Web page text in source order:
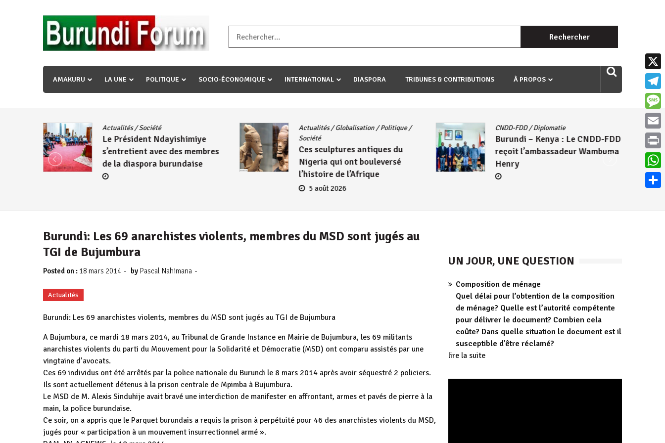
« Ingorane si ugupfa , ingorane ni ugupfa nabi ,gupfa ataco umariye umuryango wawe canke igihugu cakwibarutse .Wewe uri ngaha ndagusigiye iki kibazo : Uriko ukora iki kugira ngo
uzopfire neza umuryango n’igihugu cakwibarutse ? »
Rechercher :
AMAKURU LA UNE POLITIQUE SOCIO-ÉCONOMIQUE INTERNATIONAL DIASPORA TRIBUNES & CONTRIBUTIONS À PROPOS
Actualités/Société
Le Président Ndayishimiye
s’entretient avec des membres
de la diaspora burundaise
Actualités/Globalisation/Politique/
Société
Ces sculptures antiques du
Nigeria qui ont bouleversé
l’histoire de l’Afrique
5 août 2026
CNDD-FDD/Diplomatie
Burundi – Kenya : Le CNDD-FDD
reçoit l’ambassadeur Wambuma
Henry
Burundi: Les 69 anarchistes violents, membres du MSD sont jugés au
TGI de Bujumbura
Posted on : 18 mars 2014 - by Pascal Nahimana -
Actualités
Burundi: Les 69 anarchistes violents, membres du MSD sont jugés au TGI de Bujumbura
A Bujumbura, ce mardi 18 mars 2014, au Tribunal de Grande Instance en Mairie de Bujumbura, les 69 militants
anarchistes violents du parti du Mouvement pour la Solidarité et Démocratie (MSD) ont comparu assistés par une
vingtaine d’avocats.
Ces 69 individus ont été arrêtés par la police nationale du Burundi le 8 mars 2014 après avoir séquestré 2 policiers.
Ils sont actuellement détenus à la prison centrale de Mpimba à Bujumbura.
Le MSD de M. Alexis Sinduhije avait bravé une interdiction de manifester en affrontant, armes et pavés de pierre à la
main, la police burundaise.
Ce soir, on a appris que le Parquet burundais a requis la prison à perpétuité pour 46 des anarchistes violents du MSD,
jugés pour « participation à un mouvement insurrectionnel armé ».
UN JOUR, UNE QUESTION
Composition de ménage
Quel délai pour l’obtention de la composition
de ménage? Quelle est l’autorité compétente
pour délivrer le document? Combien cela
coûte? Dans quelle situation le document est il
susceptible d’être réclamé?
lire la suite
X
Email
Print